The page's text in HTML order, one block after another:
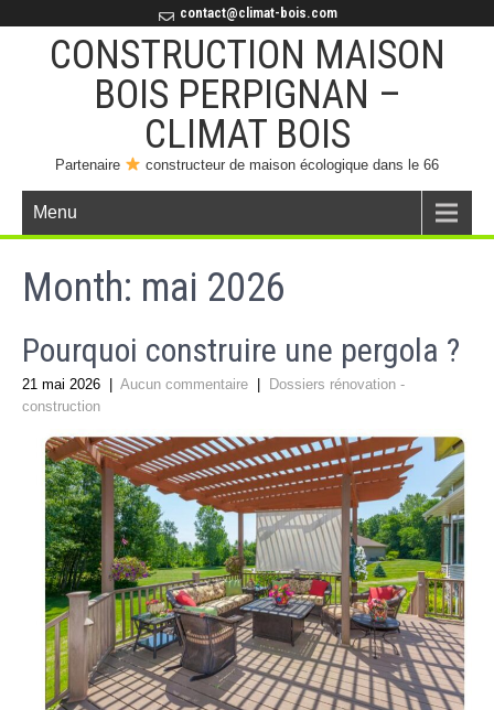
contact@climat-bois.com
CONSTRUCTION MAISON
BOIS PERPIGNAN –
CLIMAT BOIS
Partenaire constructeur de maison écologique dans le 66
Menu
Month: mai 2026
Pourquoi construire une pergola ?
21 mai 2026 Aucun commentaire
Dossiers rénovation -
construction